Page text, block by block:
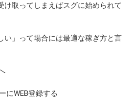
け取ってしまえばスグに始められて
い」って場合には最適な稼ぎ方と言
にWEB登録する